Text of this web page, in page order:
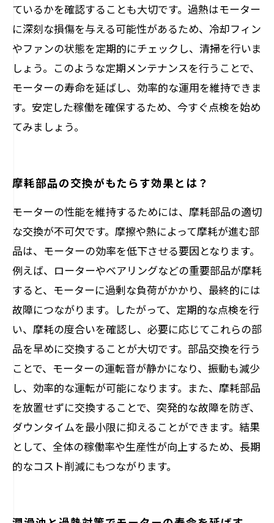
ているかを確認することも大切です。過熱はモーター
に深刻な損傷を与える可能性があるため、冷却フィン
やファンの状態を定期的にチェックし、清掃を行いま
しょう。このような定期メンテナンスを行うことで、
モーターの寿命を延ばし、効率的な運用を維持できま
す。安定した稼働を確保するため、今すぐ点検を始め
てみましょう。
摩耗部品の交換がもたらす効果とは？
モーターの性能を維持するためには、摩耗部品の適切
な交換が不可欠です。摩擦や熱によって摩耗が進む部
品は、モーターの効率を低下させる要因となります。
例えば、ローターやベアリングなどの重要部品が摩耗
すると、モーターに過剰な負荷がかかり、最終的には
故障につながります。したがって、定期的な点検を行
い、摩耗の度合いを確認し、必要に応じてこれらの部
品を早めに交換することが大切です。部品交換を行う
ことで、モーターの運転音が静かになり、振動も減少
し、効率的な運転が可能になります。また、摩耗部品
を放置せずに交換することで、突発的な故障を防ぎ、
ダウンタイムを最小限に抑えることができます。結果
として、全体の稼働率や生産性が向上するため、長期
的なコスト削減にもつながります。